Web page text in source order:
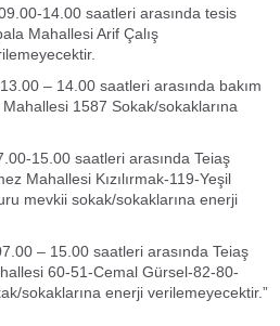
14.00 saatleri arasında tesis
Mahallesi Arif Çalış
– 14.00 saatleri arasında bakım
1587 Sokak/sokaklarına
15.00 saatleri arasında Teiaş
Mahallesi Kızılırmak-119-Yeşil
mevkii sokak/sokaklarına enerji
– 15.00 saatleri arasında Teiaş
60-51-Cemal Gürsel-82-80-
sokaklarına enerji verilemeyecektir.”